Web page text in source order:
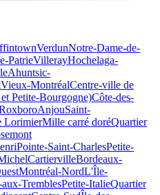
VerdunNotre-Dame-de-
PatrieVillerayHochelaga-
Ahuntsic-
Vieux-MontréalCentre-ville de
Petite-Bourgogne)Côte-des-
AnjouSaint-
LorimierMille carré doréQuartier
Pointe-Saint-CharlesPetite-
CartiervilleBordeaux-
Montréal-NordL'Île-
TremblesPetite-ItalieQuartier